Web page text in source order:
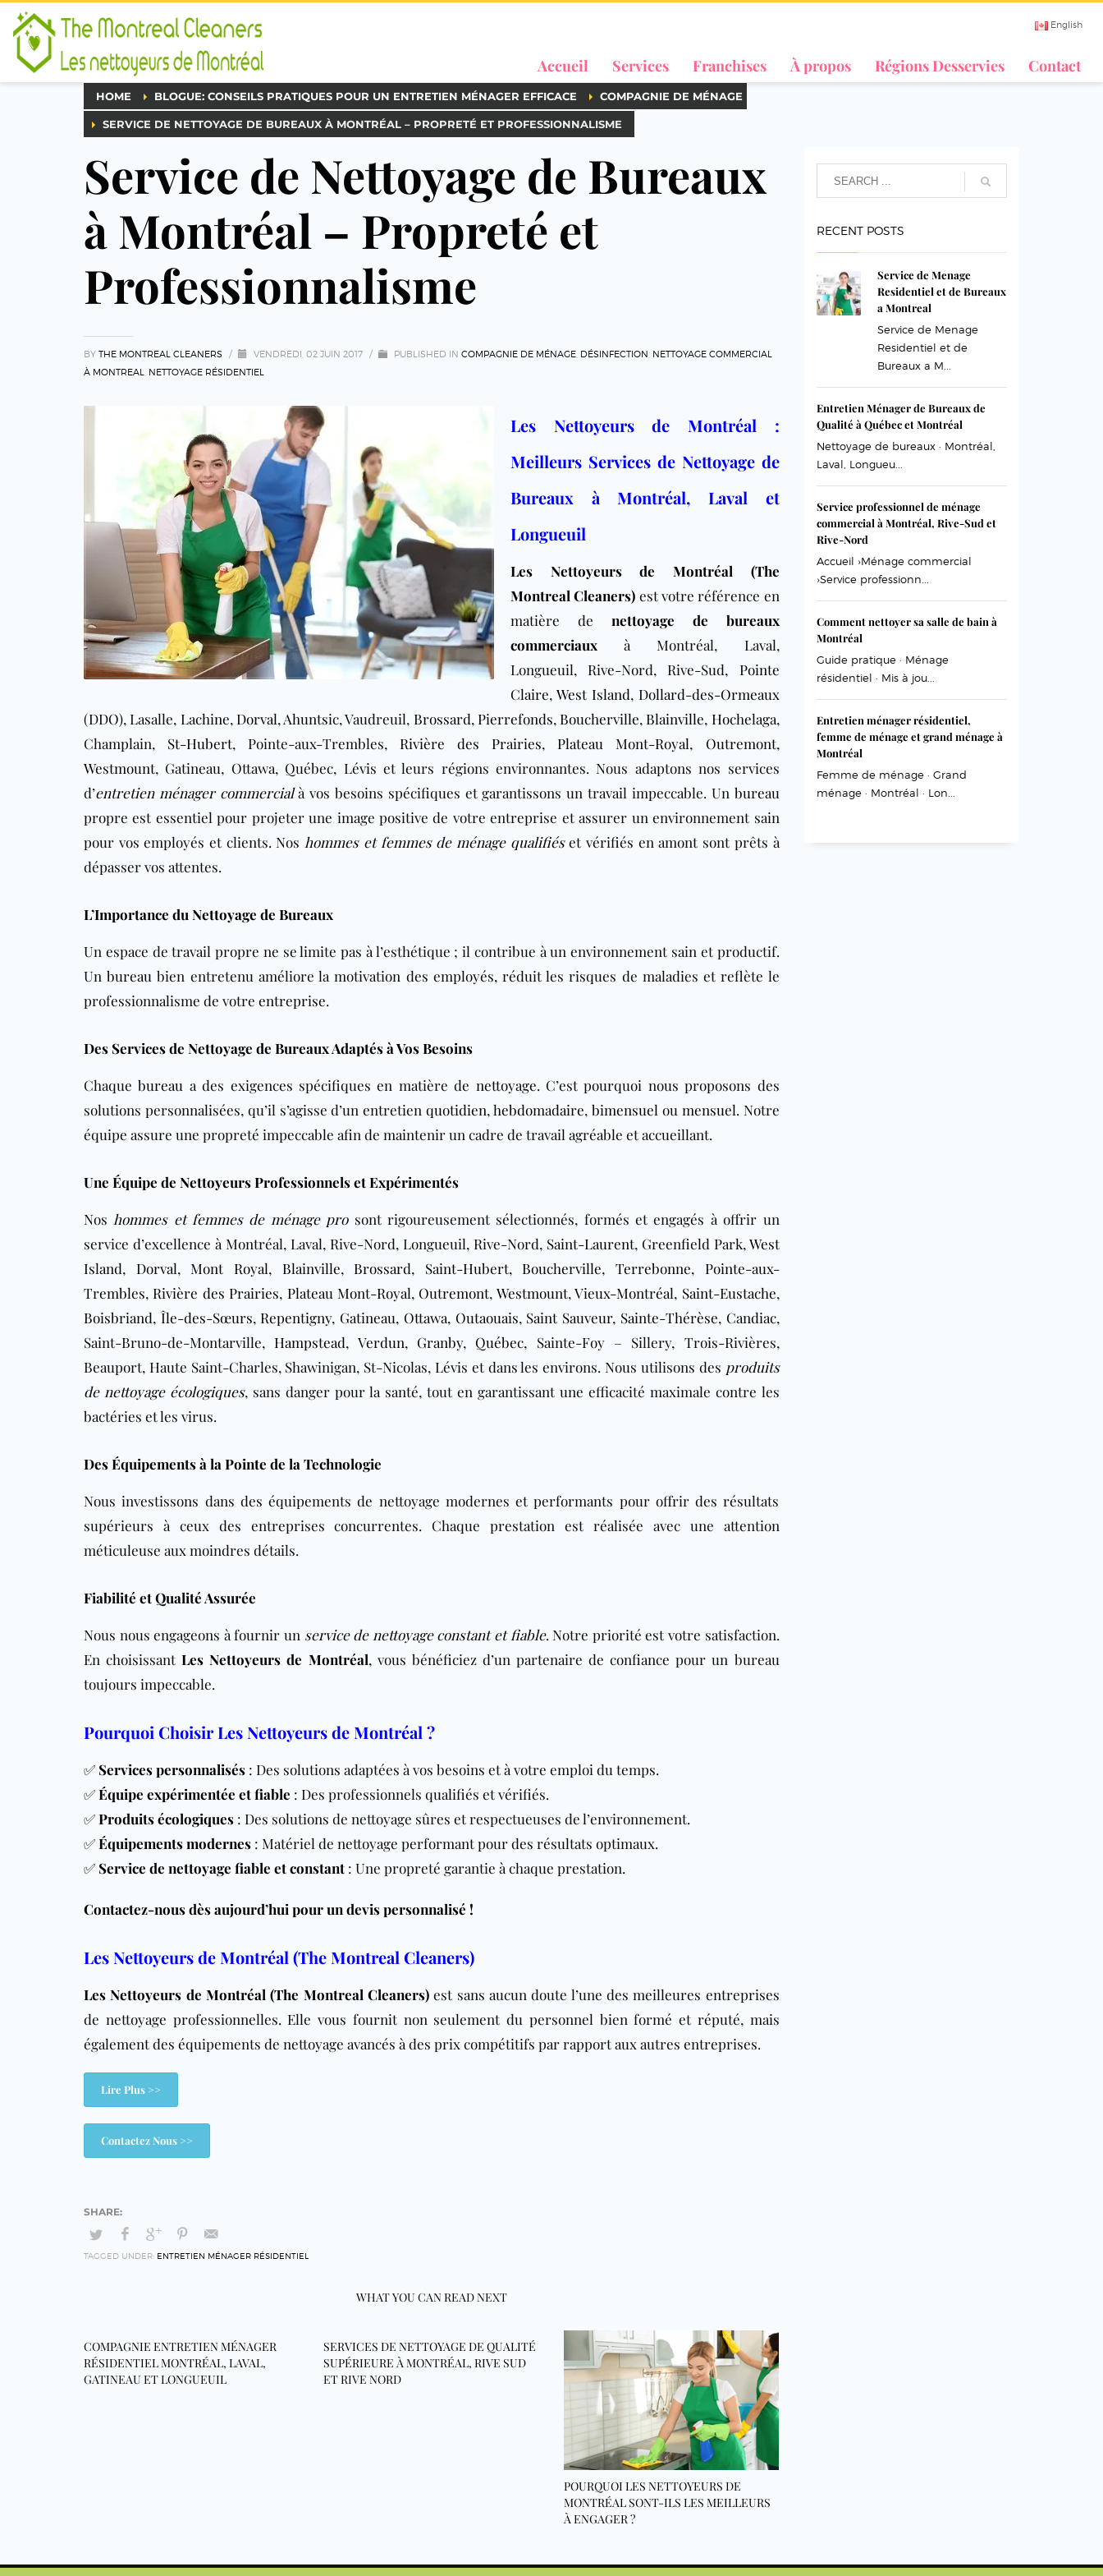
English
Accueil Services Franchises À propos Régions Desservies Contact
HOME BLOGUE: CONSEILS PRATIQUES POUR UN ENTRETIEN MÉNAGER EFFICACE COMPAGNIE DE MÉNAGE
SERVICE DE NETTOYAGE DE BUREAUX À MONTRÉAL – PROPRETÉ ET PROFESSIONNALISME
Service de Nettoyage de Bureaux
à Montréal – Propreté et
Professionnalisme
BY THE MONTREAL CLEANERS / VENDREDI, 02 JUIN 2017 / PUBLISHED IN COMPAGNIE DE MÉNAGE DÉSINFECTION NETTOYAGE COMMERCIAL
À MONTREAL NETTOYAGE RÉSIDENTIEL
Les Nettoyeurs de Montréal :
Meilleurs Services de Nettoyage de
Bureaux à Montréal, Laval et
Longueuil
Les Nettoyeurs de Montréal (The
Montreal Cleaners) est votre référence en
matière de nettoyage de bureaux
commerciaux à Montréal, Laval,
Longueuil, Rive-Nord, Rive-Sud, Pointe
Claire, West Island, Dollard-des-Ormeaux
(DDO), Lasalle, Lachine, Dorval,Ahuntsic, Vaudreuil, Brossard, Pierrefonds, Boucherville, Blainville, Hochelaga,
Champlain, St-Hubert, Pointe-aux-Trembles, Rivière des Prairies, Plateau Mont-Royal, Outremont,
Westmount, Gatineau, Ottawa, Québec, Lévis et leurs régions environnantes. Nous adaptons nos services
d’entretien ménager commercialà vos besoins spécifiques et garantissons un travail impeccable. Un bureau
propre est essentiel pour projeter une image positive de votre entreprise et assurer un environnement sain
pour vos employés et clients. Nos hommes et femmes de ménage qualifiéset vérifiés en amont sont prêts à
dépasser vos attentes.
L’Importance du Nettoyage de Bureaux
Un espace de travail propre ne se limite pas à l’esthétique ; il contribue à un environnement sain et productif.
Unbureau bien entretenu améliore la motivation des employés, réduit les risques de maladies et reflète le
professionnalisme de votre entreprise.
Des Services de Nettoyage de Bureaux Adaptés à Vos Besoins
Chaquebureau a des exigences spécifiques en matière de nettoyage. C’est pourquoi nous proposons des
solutions personnalisées, qu’il s’agisse d’un entretienquotidien,hebdomadaire, bimensuel ou mensuel. Notre
équipe assure une propreté impeccable afin de maintenir un cadre de travail agréable et accueillant.
Une Équipe de Nettoyeurs Professionnels et Expérimentés
Nos hommes et femmes de ménage prosont rigoureusement sélectionnés, formés et engagés à offrir un
service d’excellence à Montréal, Laval, Rive-Nord, Longueuil, Rive-Nord, Saint-Laurent, Greenfield Park,West
Island, Dorval, Mont Royal, Blainville, Brossard, Saint-Hubert, Boucherville, Terrebonne, Pointe-aux-
Trembles, Rivière des Prairies, Plateau Mont-Royal, Outremont, Westmount,Vieux-Montréal, Saint-Eustache,
Boisbriand,Île-des-Sœurs, Repentigny, Gatineau, Ottawa, Outaouais, Saint Sauveur, Sainte-Thérèse, Candiac,
Saint-Bruno-de-Montarville, Hampstead, Verdun, Granby, Québec, Sainte-Foy – Sillery, Trois-Rivières,
Beauport, Haute Saint-Charles, Shawinigan, St-Nicolas, Lévis et dans les environs. Nous utilisons des produits
de nettoyage écologiques, sans danger pour la santé, tout en garantissant une efficacité maximale contre les
bactéries et les virus.
Des Équipements à la Pointe de la Technologie
Nous investissons dans des équipements de nettoyage modernes et performants pour offrir des résultats
supérieurs à ceux des entreprises concurrentes. Chaque prestation est réalisée avec une attention
méticuleuse aux moindres détails.
Fiabilité et Qualité Assurée
Nous nous engageons à fournir un service de nettoyage constant et fiable. Notre priorité est votre satisfaction.
En choisissantLes Nettoyeurs de Montréal, vous bénéficiez d’un partenaire de confiance pour un bureau
toujours impeccable.
Pourquoi Choisir Les Nettoyeurs de Montréal ?
✅ Services personnalisés : Des solutions adaptées à vos besoins et à votre emploi du temps.
✅Équipe expérimentée et fiable : Des professionnels qualifiés et vérifiés.
✅Produits écologiques : Des solutions de nettoyage sûres et respectueuses de l’environnement.
✅Équipements modernes : Matériel de nettoyage performant pour des résultats optimaux.
✅ Service de nettoyage fiable et constant : Une propreté garantie à chaque prestation.
Contactez-nous dès aujourd’hui pour un devis personnalisé !
Les Nettoyeurs de Montréal (The Montreal Cleaners)
Les Nettoyeurs de Montréal (The Montreal Cleaners)est sans aucun doute l’une des meilleures entreprises
de nettoyage professionnelles. Elle vous fournit non seulement du personnel bien formé et réputé, mais
également des équipements de nettoyage avancés à des prix compétitifs par rapport aux autres entreprises.
Lire Plus >>
Contactez Nous >>
TAGGED UNDER: ENTRETIEN MÉNAGER RÉSIDENTIEL
WHAT YOU CAN READ NEXT
COMPAGNIE ENTRETIEN MÉNAGER
RÉSIDENTIEL MONTRÉAL, LAVAL,
GATINEAU ET LONGUEUIL
SERVICES DE NETTOYAGE DE QUALITÉ
SUPÉRIEURE À MONTRÉAL, RIVE SUD
ET RIVE NORD
POURQUOI LES NETTOYEURS DE
MONTRÉAL SONT-ILS LES MEILLEURS
À ENGAGER ?
RECENT POSTS
Service de Menage
Residentiel et de Bureaux
a Montreal
Service de Menage
Residentiel et de
Bureaux a M...
Entretien Ménager de Bureaux de
Qualité à Québec et Montréal
Nettoyage de bureaux · Montréal,
Laval, Longueu...
Service professionnel de ménage
commercial à Montréal, Rive-Sud et
Rive-Nord
Accueil ›Ménage commercial
›Service professionn...
Comment nettoyer sa salle de bain à
Montréal
Guide pratique · Ménage
résidentiel · Mis à jou...
Entretien ménager résidentiel,
femme de ménage et grand ménage à
Montréal
Femme de ménage · Grand
ménage · Montréal · Lon...